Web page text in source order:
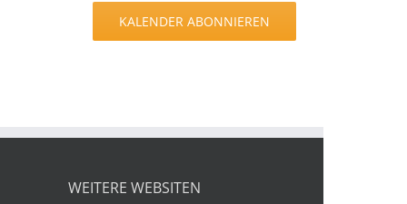
KALENDER ABONNIEREN
WEITERE WEBSITEN